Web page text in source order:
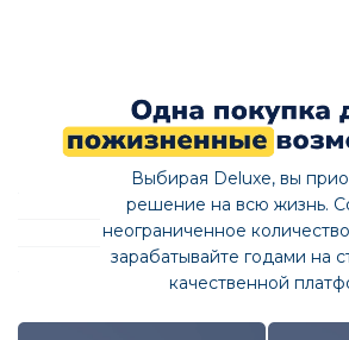
Выбирая Deluxe, вы
решение на всю жизнь.
неограниченное
зарабатывайте годами на
качественной